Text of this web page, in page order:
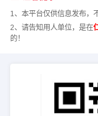
1、本平台仅供信息发布，
2、请告知用人单位，是在
的！